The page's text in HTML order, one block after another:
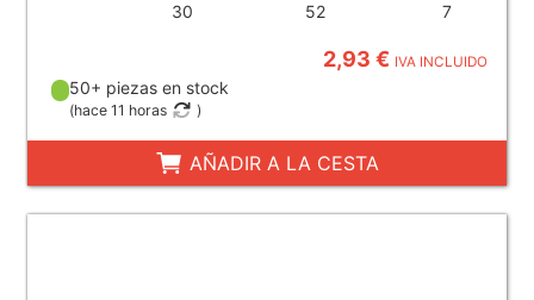
30 52 7
2,93 € IVA INCLUIDO
50+ piezas en stock
(hace 11 horas )
AÑADIR A LA CESTA